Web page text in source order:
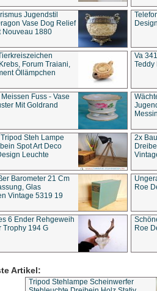
Jugendstil
Vase Dog Relief
Nouveau 1880
Forum Traiani,
Öllämpchen
Va
Teddy
Fuss - Vase
Mit Goldrand
Steh Lampe
Spot Art Deco
Leuchte
2x
Barometer 21 Cm
Glas
Vintage 5319 19
Roe
6 Ender Rehgeweih
Trophy 194 G
Roe
Artikel:
Tripod Stehlampe Scheinwerfer